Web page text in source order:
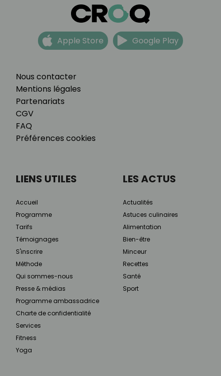
Nous contacter
Mentions légales
Partenariats
CGV
FAQ
Préférences cookies
Apple Store Google Play
LIENS UTILES
Accueil
Programme
Tarifs
Témoignages
S'inscrire
Méthode
Qui sommes-nous
Presse & médias
Programme ambassadrice
Charte de confidentialité
Services
Fitness
Yoga
LES ACTUS
Actualités
Astuces culinaires
Alimentation
Bien-être
Minceur
Recettes
Santé
Sport